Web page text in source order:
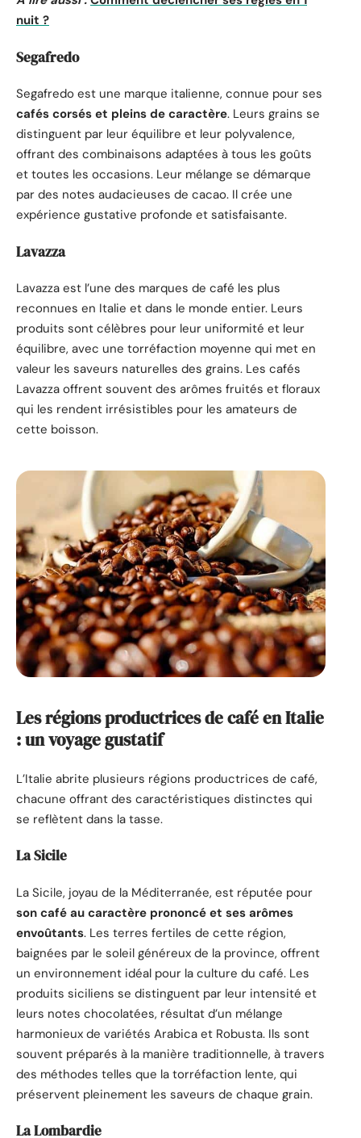
nuit ?
Segafredo
Segafredo est une marque italienne, connue pour ses
cafés corsés et pleins de caractère. Leurs grains se
distinguent par leur équilibre et leur polyvalence,
offrant des combinaisons adaptées à tous les goûts
et toutes les occasions. Leur mélange se démarque
par des notes audacieuses de cacao. Il crée une
expérience gustative profonde et satisfaisante.
Lavazza
Lavazza est l’une des marques de café les plus
reconnues en Italie et dans le monde entier. Leurs
produits sont célèbres pour leur uniformité et leur
équilibre, avec une torréfaction moyenne qui met en
valeur les saveurs naturelles des grains. Les cafés
Lavazza offrent souvent des arômes fruités et floraux
qui les rendent irrésistibles pour les amateurs de
cette boisson.
Les régions productrices de café en Italie
: un voyage gustatif
L’Italie abrite plusieurs régions productrices de café,
chacune offrant des caractéristiques distinctes qui
se reflètent dans la tasse.
La Sicile
La Sicile, joyau de la Méditerranée, est réputée pour
son café au caractère prononcé et ses arômes
envoûtants. Les terres fertiles de cette région,
baignées par le soleil généreux de la province, offrent
un environnement idéal pour la culture du café. Les
produits siciliens se distinguent par leur intensité et
leurs notes chocolatées, résultat d’un mélange
harmonieux de variétés Arabica et Robusta. Ils sont
souvent préparés à la manière traditionnelle, à travers
des méthodes telles que la torréfaction lente, qui
préservent pleinement les saveurs de chaque grain.
La Lombardie